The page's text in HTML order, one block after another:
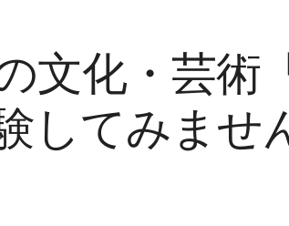
文化・芸術
してみませ